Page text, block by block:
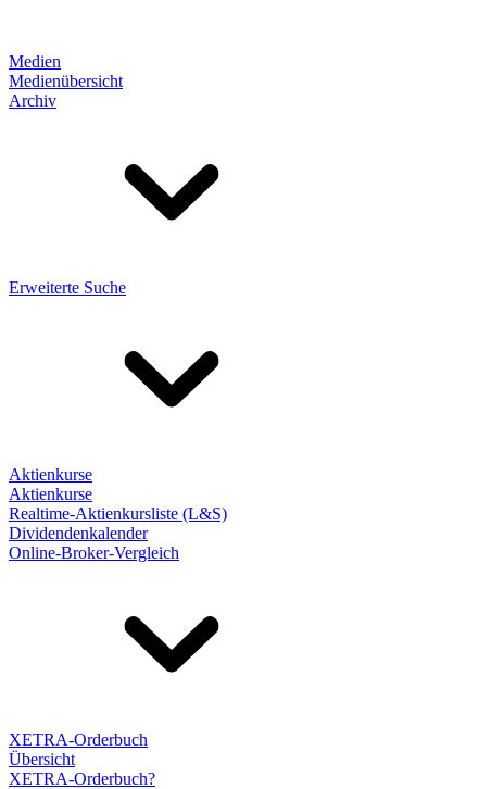
Medien
Medienübersicht
Archiv
Erweiterte Suche
Aktienkurse
Aktienkurse
Realtime-Aktienkursliste (L&S)
Dividendenkalender
Online-Broker-Vergleich
XETRA-Orderbuch
Übersicht
XETRA-Orderbuch?